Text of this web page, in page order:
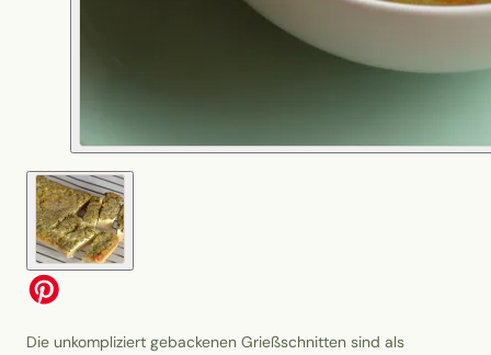
Die unkompliziert gebackenen Grießschnitten sind als